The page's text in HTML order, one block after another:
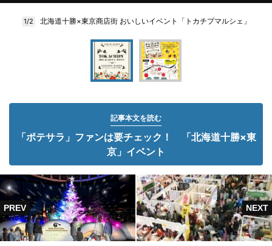
1/2 北海道十勝×東京商店街 おいしいイベント「トカチプマルシェ」
記事本文を読む
「ポテサラ」ファンは要チェック！ 「北海道十勝×東
京」イベント